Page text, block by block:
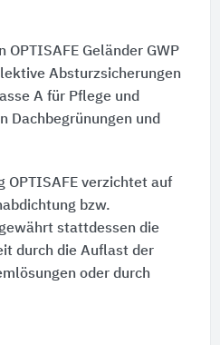
OPTISAFE Geländer GWP
Absturzsicherungen
A für Pflege und
Dachbegrünungen und
OPTISAFE verzichtet auf
bzw.
stattdessen die
durch die Auflast der
oder durch